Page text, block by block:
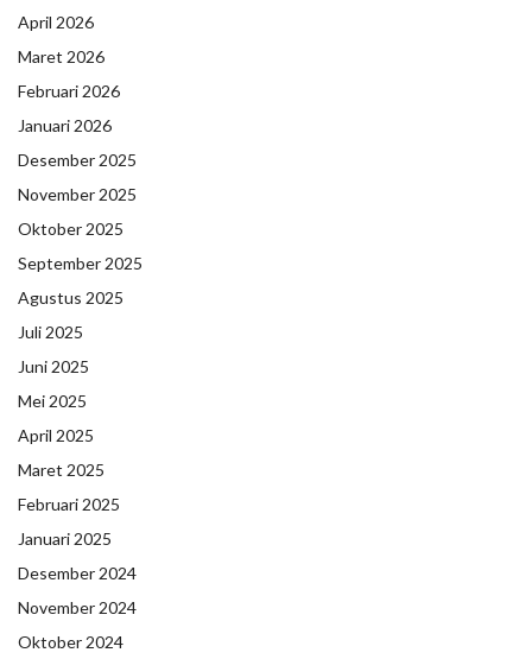
April 2026
Maret 2026
Februari 2026
Januari 2026
Desember 2025
November 2025
Oktober 2025
September 2025
Agustus 2025
Juli 2025
Juni 2025
Mei 2025
April 2025
Maret 2025
Februari 2025
Januari 2025
Desember 2024
November 2024
Oktober 2024